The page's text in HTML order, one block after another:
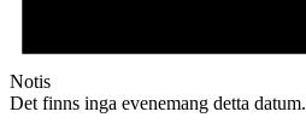
Notis
Det finns inga evenemang detta datum.